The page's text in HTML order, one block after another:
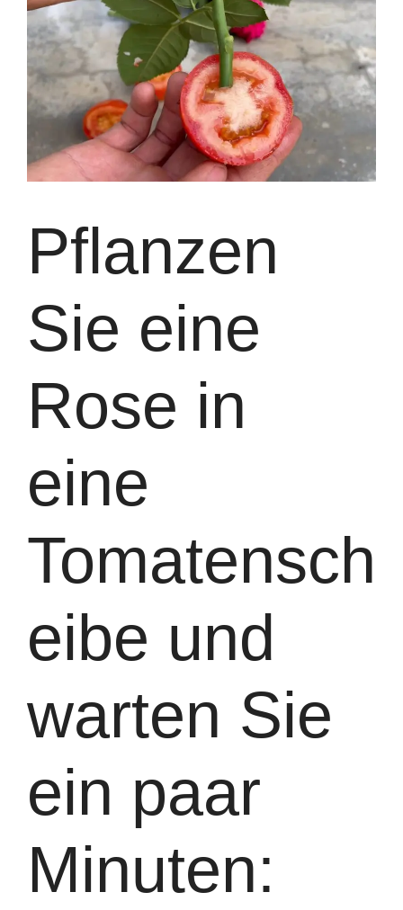
Pflanzen
Sie eine
Rose in
eine
Tomatensch
eibe und
warten Sie
ein paar
Minuten: